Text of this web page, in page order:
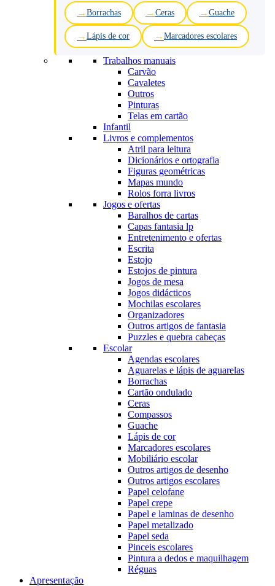
Borrachas Ceras Guache
Lápis de cor Marcadores escolares
Trabalhos manuais
Carvão
Cavaletes
Outros
Pinturas
Telas em cartão
Infantil
Livros e complementos
Atril para leitura
Dicionários e ortografia
Figuras geométricas
Mapas mundo
Rolos forra livros
Jogos e ofertas
Baralhos de cartas
Capas fantasia lp
Entretenimento e ofertas
Escrita
Estojo
Estojos de pintura
Jogos de mesa
Jogos didácticos
Mochilas escolares
Organizadores
Outros artigos de fantasia
Puzzles e quebra cabeças
Escolar
Agendas escolares
Aguarelas e lápis de aguarelas
Borrachas
Cartão ondulado
Ceras
Compassos
Guache
Lápis de cor
Marcadores escolares
Mobiliário escolar
Outros artigos de desenho
Outros artigos escolares
Papel celofane
Papel crepe
Papel e laminas de desenho
Papel metalizado
Papel seda
Pinceis escolares
Pintura a dedos e maquilhagem
Réguas
Apresentação